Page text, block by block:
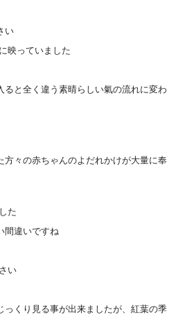
い
映っていました
と全く違う素晴らしい氣の流れに変わ
々の赤ちゃんのよだれかけが大量に奉
た
間違いですね
い
くり見る事が出来ましたが、紅葉の季